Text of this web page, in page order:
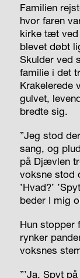
Familien
hvor faren
kirke tæt ved
blevet døbt
Skulder ved
familie i det
gulvet,
bredte sig.
”Jeg stod
sang, og
på Djævlen
voksne stod
’Hvad?’
beder I mig
Hun stopper
rynker
voksnes
”’Ja. Spyt